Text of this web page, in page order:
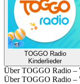
TOGGO Radio
Kinderlieder
Über TOGGO Radio –
Über TOGGO Radio –